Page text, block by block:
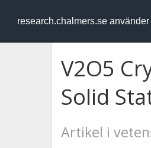
research.chalmers.se
RESEARCH
V2O5
Solid
Artikel i